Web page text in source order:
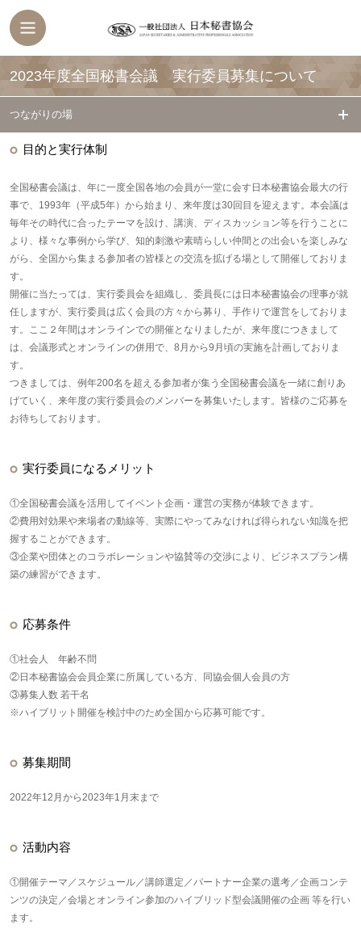
2023年度全国秘書会議 実行委員募集について
つながりの場
目的と実行体制
全国秘書会議は、年に一度全国各地の会員が一堂に会す日本秘書協会最大の行
事で、1993年（平成5年）から始まり、来年度は30回目を迎えます。本会議は
毎年その時代に合ったテーマを設け、講演、ディスカッション等を行うことに
より、様々な事例から学び、知的刺激や素晴らしい仲間との出会いを楽しみな
がら、全国から集まる参加者の皆様との交流を拡げる場として開催しておりま
す。
開催に当たっては、実行委員会を組織し、委員長には日本秘書協会の理事が就
任しますが、実行委員は広く会員の方々から募り、手作りで運営をしておりま
す。ここ２年間はオンラインでの開催となりましたが、来年度につきまして
は、会議形式とオンラインの併用で、8月から9月頃の実施を計画しておりま
す。
つきましては、例年200名を超える参加者が集う全国秘書会議を一緒に創りあ
げていく、来年度の実行委員会のメンバーを募集いたします。皆様のご応募を
お待ちしております。
実行委員になるメリット
①全国秘書会議を活用してイベント企画・運営の実務が体験できます。
②費用対効果や来場者の動線等、実際にやってみなければ得られない知識を把
握することができます。
③企業や団体とのコラボレーションや協賛等の交渉により、ビジネスプラン構
築の練習ができます。
応募条件
①社会人 年齢不問
②日本秘書協会会員企業に所属している方、同協会個人会員の方
③募集人数 若干名
※ハイブリット開催を検討中のため全国から応募可能です。
募集期間
2022年12月から2023年1月末まで
活動内容
①開催テーマ／スケジュール／講師選定／パートナー企業の選考／企画コンテ
ンツの決定／会場とオンライン参加のハイブリッド型会議開催の企画 等を行い
ます。